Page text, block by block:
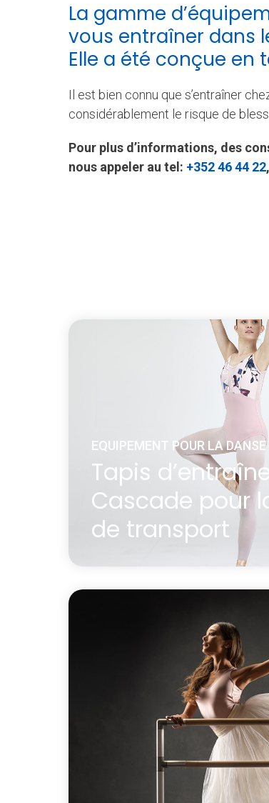
La gamme
vous entraîner dans
Elle a été conçue
Il est bien connu que s’entraîner
considérablement le risque de
Pour plus d’informations, des
nous appeler au tel: +352 46 44 22
EQUIPEMENT POUR LA DANSE
Tapis
Cascade pour
de transport
Le tapis d’entraînement
x 1 m donne aux danseurs la
à propos Tapis d’entraînement Harlequin